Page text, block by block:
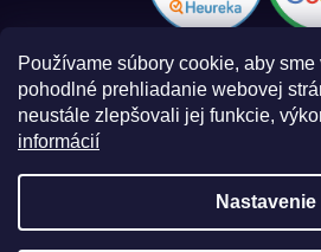
Používame súbory cookie, aby sme
pohodlné prehliadanie webovej
neustále zlepšovali jej funkcie,
informácií
Nastavenie
Zásady spracovania
Obchodné